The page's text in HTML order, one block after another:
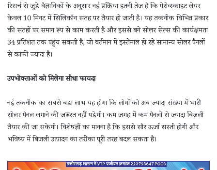
रिसर्च से जुड़े वैज्ञानिकों के अनुसार नई प्रक्रिया इतनी तेज है कि पेरोव्स्काइट लेयर
केवल 10 मिनट में सिलिकॉन सतह पर तैयार हो जाती है। यह तकनीक विभिन्न प्रकार
की सतहों पर समान रूप से काम करती है और इससे बने सोलर सेल्स की कार्यक्षमता
34 प्रतिशत तक पहुंच सकती है, जो वर्तमान में इस्तेमाल हो रहे सामान्य सोलर पैनलों
से काफी ज्यादा है।
उपभोक्ताओं को मिलेगा सीधा फायदा
नई तकनीक का सबसे बड़ा लाभ यह होगा कि लोगों को अब ज्यादा संख्या में भारी
सोलर पैनल लगाने की जरूरत नहीं पड़ेगी। कम जगह में कम पैनलों से ज्यादा बिजली
तैयार की जा सकेगी। विशेषज्ञों का मानना है कि इससे सौर ऊर्जा सस्ती होगी और
भविष्य में बिजली उत्पादन का तरीका पूरी तरह बदल सकता है।